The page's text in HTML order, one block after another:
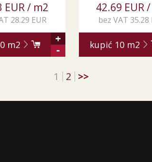
EUR / m2
28.29 EUR
m2
+
-
42.69 EUR
bez VAT 35.28
kupić 10m2
1 2 >>